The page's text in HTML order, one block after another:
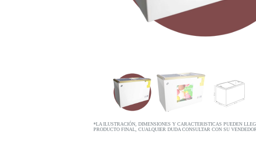
*LA ILUSTRACIÓN, DIMENSIONES Y CARACTERISTICAS PUEDEN
PRODUCTO FINAL, CUALQUIER DUDA CONSULTAR CON SU